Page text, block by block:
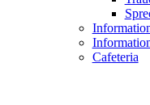
Cafeteria